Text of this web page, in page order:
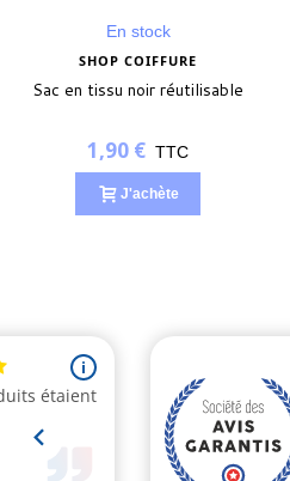
En stock
SHOP COIFFURE
Sac en tissu noir réutilisable
1,90 € TTC
J'achète